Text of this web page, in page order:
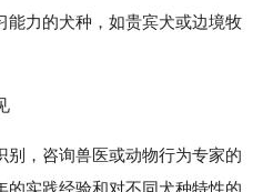
能力的犬种，如贵宾犬或边境牧
别，咨询兽医或动物行为专家的
的实践经验和对不同犬种特性的